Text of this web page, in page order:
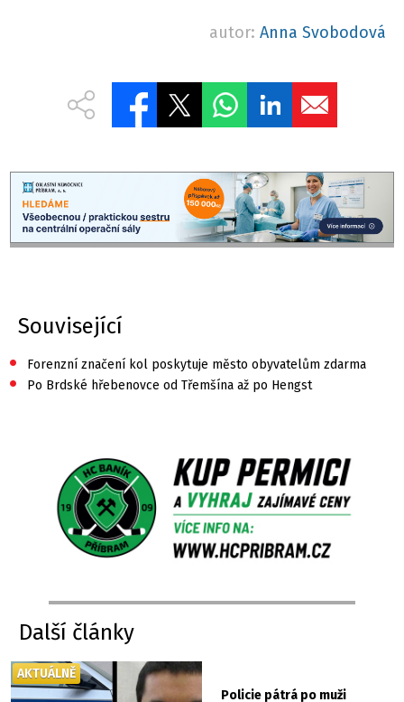
autor: Anna Svobodová
Související
• Forenzní značení kol poskytuje město obyvatelům zdarma
• Po Brdské hřebenovce od Třemšína až po Hengst
Další články
Policie pátrá po muži
AKTUÁLNĚ